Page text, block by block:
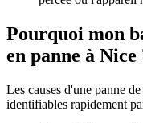
Pourquoi mon
en panne à Nice
Les causes d'une panne
identifiables rapidement